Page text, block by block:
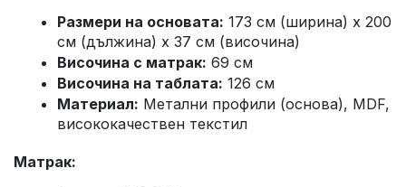
Размери на основата: 173 см (ширина) x 200
см (дължина) x 37 см (височина)
Височина с матрак: 69 см
Височина на таблата: 126 см
Материал: Метални профили (основа), MDF,
висококачествен текстил
Матрак: